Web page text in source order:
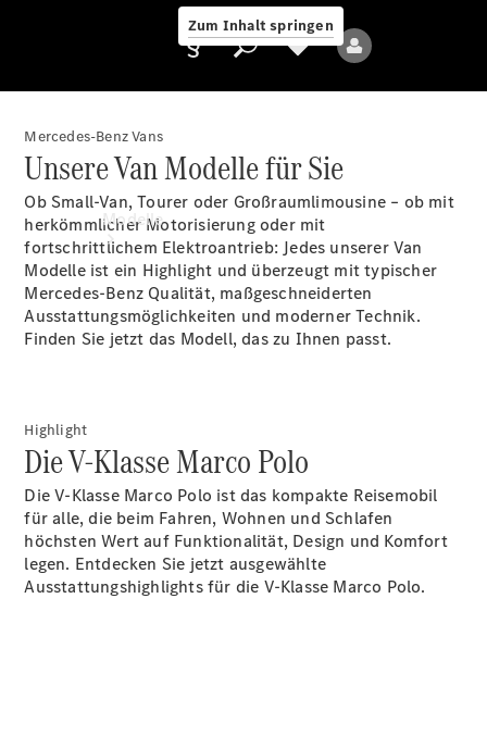
Zum Inhalt springen
Anbieter/Datenschutz
Modelle
Elektromodelle
Plug-in-Hybrid Modelle
Limousinen
Mercedes-Benz Vans
Unsere Van Modelle für Sie
Ob Small-Van, Tourer oder Großraumlimousine – ob mit
herkömmlicher Motorisierung oder mit
fortschrittlichem Elektroantrieb: Jedes unserer Van
Modelle ist ein Highlight und überzeugt mit typischer
Mercedes-Benz Qualität, maßgeschneiderten
Ausstattungsmöglichkeiten und moderner Technik.
Finden Sie jetzt das Modell, das zu Ihnen passt.
Highlight
Die V-Klasse Marco Polo
Die V-Klasse Marco Polo ist das kompakte Reisemobil
für alle, die beim Fahren, Wohnen und Schlafen
höchsten Wert auf Funktionalität, Design und Komfort
legen. Entdecken Sie jetzt ausgewählte
Ausstattungshighlights für die V-Klasse Marco Polo.